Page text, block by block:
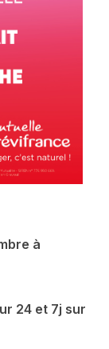
à
24 et 7j sur